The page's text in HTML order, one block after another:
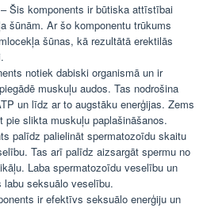
– Šis komponents ir būtiska attīstībai
šūnām. Ar šo komponentu trūkums
šūnas, kā rezultātā erektilās
notiek dabiski organismā un ir
muskuļu audos. Tas nodrošina
un līdz ar to augstāku enerģijas. Zems
pie slikta muskuļu paplašināšanos.
palīdz palielināt spermatozoīdu skaitu
Tas arī palīdz aizsargāt spermu no
Laba spermatozoīdu veselību un
seksuālo veselību.
ir efektīvs seksuālo enerģiju un